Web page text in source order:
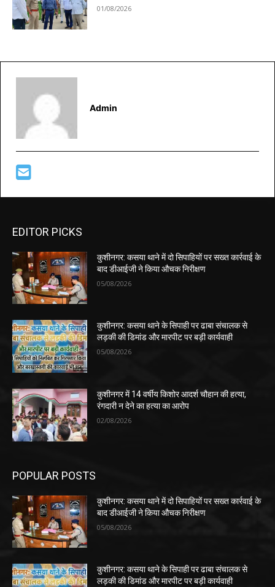
01/08/2026
Admin
EDITOR PICKS
कुशीनगर: कसया थाने में दो सिपाहियों पर सख्त कार्रवाई के
बाद डीआईजी ने किया औचक निरीक्षण
05/08/2026
कुशीनगर: कसया थाने के सिपाही पर ढाबा संचालक से
लड़की की डिमांड और मारपीट पर बड़ी कार्यवाही
05/08/2026
कुशीनगर में 14 वर्षीय किशोर आदर्श चौहान की हत्या,
रंगदारी न देने का हत्या का आरोप
02/08/2026
POPULAR POSTS
कुशीनगर: कसया थाने में दो सिपाहियों पर सख्त कार्रवाई के
बाद डीआईजी ने किया औचक निरीक्षण
05/08/2026
कुशीनगर: कसया थाने के सिपाही पर ढाबा संचालक से
लड़की की डिमांड और मारपीट पर बड़ी कार्यवाही